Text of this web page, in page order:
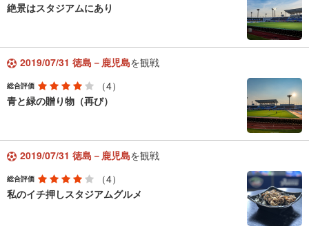
絶景はスタジアムにあり
2019/07/31 徳島－鹿児島を観戦
総合評価
（4）
青と緑の贈り物（再び）
2019/07/31 徳島－鹿児島を観戦
総合評価
（4）
私のイチ押しスタジアムグルメ